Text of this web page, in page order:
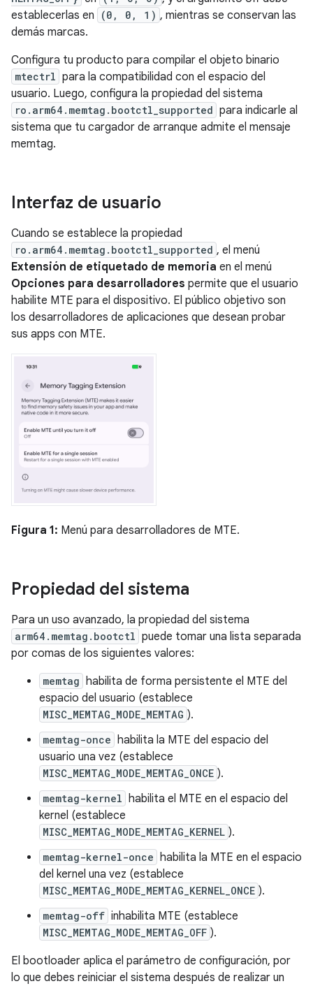
establecerlas en
(0, 0, 1) , mientras se conservan las
demás marcas.
Configura tu producto para compilar el objeto binario
mtectrl para la compatibilidad con el espacio del
usuario. Luego, configura la propiedad del sistema
ro.arm64.memtag.bootctl_supported para indicarle al
sistema que tu cargador de arranque admite el mensaje
memtag.
Interfaz de usuario
Cuando se establece la propiedad
ro.arm64.memtag.bootctl_supported , el menú
Extensión de etiquetado de memoria en el menú
Opciones para desarrolladores permite que el usuario
habilite MTE para el dispositivo. El público objetivo son
los desarrolladores de aplicaciones que desean probar
sus apps con MTE.
Figura 1: Menú para desarrolladores de MTE.
Propiedad del sistema
Para un uso avanzado, la propiedad del sistema
arm64.memtag.bootctl puede tomar una lista separada
por comas de los siguientes valores:
memtag habilita de forma persistente el MTE del
espacio del usuario (establece
MISC_MEMTAG_MODE_MEMTAG ).
memtag-once habilita la MTE del espacio del
usuario una vez (establece
MISC_MEMTAG_MODE_MEMTAG_ONCE ).
memtag-kernel habilita el MTE en el espacio del
kernel (establece
MISC_MEMTAG_MODE_MEMTAG_KERNEL ).
memtag-kernel-once habilita la MTE en el espacio
del kernel una vez (establece
MISC_MEMTAG_MODE_MEMTAG_KERNEL_ONCE ).
memtag-off inhabilita MTE (establece
MISC_MEMTAG_MODE_MEMTAG_OFF ).
El bootloader aplica el parámetro de configuración, por
lo que debes reiniciar el sistema después de realizar un